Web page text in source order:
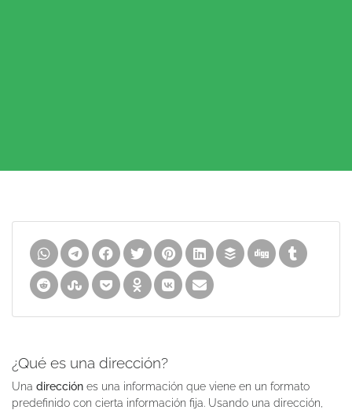
¿Qué es una dirección?
Una dirección es una información que viene en un formato
predefinido con cierta información fija. Usando una dirección,